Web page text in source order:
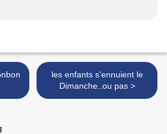
les enfants s'ennuient le
Dimanche..ou pas >